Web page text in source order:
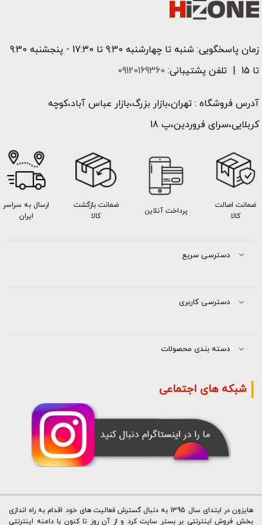
زمان پاسخگویی: شنبه تا چهارشنبه 9:30 تا 17:30 - پنجشنبه 9:30
تا 15 | تلفن پشتیبانی:
09120169360
آدرس فروشگاه : تهران،بازار بزرگ،بازار عباس آباد،کوچه
کربلایی،سرای فروردین،پ 18
ضمانت اصالت
کالا
پرداخت آنلاین
ضمانت بازگشت
کالا
ارسال به سراسر
ایران
دسترسی سریع
دسترسی کاربری
دسته بندی محصولات
شبکه های اجتماعی
هایزون در ابتدای سال 1395 به دنبال گسترش فعالیت های خود اقدام به راه اندازی
بخش فروش اینترنتی بر بستر سایت کرد و از آن روز تا کنون با دامنه اینترنتی